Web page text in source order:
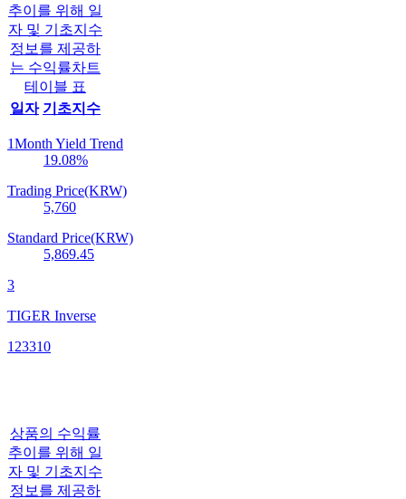
추이를 위해 일
자 및 기초지수
정보를 제공하
는 수익률차트
테이블 표
일자 기초지수
1Month Yield Trend
19.08%
Trading Price(KRW)
5,760
Standard Price(KRW)
5,869.45
3
TIGER Inverse
123310
상품의 수익률
추이를 위해 일
자 및 기초지수
정보를 제공하